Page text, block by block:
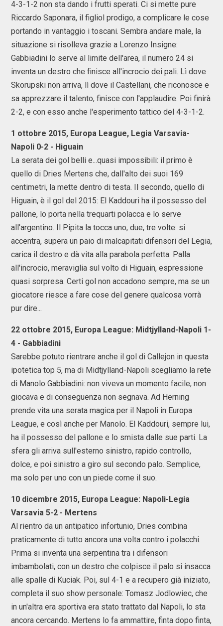
4-3-1-2 non sta dando i frutti sperati. Ci si mette pure
Riccardo Saponara, il figliol prodigo, a complicare le cose
portando in vantaggio i toscani. Sembra andare male, la
situazione si risolleva grazie a Lorenzo Insigne:
Gabbiadini lo serve al limite dell'area, il numero 24 si
inventa un destro che finisce all'incrocio dei pali. Lì dove
Skorupski non arriva, lì dove il Castellani, che riconosce e
sa apprezzare il talento, finisce con l'applaudire. Poi finirà
2-2, e con esso anche l'esperimento tattico del 4-3-1-2.
1 ottobre 2015, Europa League, Legia Varsavia-
Napoli 0-2 - Higuain
La serata dei gol belli e...quasi impossibili: il primo è
quello di Dries Mertens che, dall'alto dei suoi 169
centimetri, la mette dentro di testa. Il secondo, quello di
Higuain, è il gol del 2015: El Kaddouri ha il possesso del
pallone, lo porta nella trequarti polacca e lo serve
all'argentino. Il Pipita la tocca uno, due, tre volte: si
accentra, supera un paio di malcapitati difensori del Legia,
carica il destro e dà vita alla parabola perfetta. Palla
all'incrocio, meraviglia sul volto di Higuain, espressione
quasi sorpresa. Certi gol non accadono sempre, ma se un
giocatore riesce a fare cose del genere qualcosa vorrà
pur dire...
22 ottobre 2015, Europa League: Midtjylland-Napoli 1-
4 - Gabbiadini
Sarebbe potuto rientrare anche il gol di Callejon in questa
ipotetica top 5, ma di Midtjylland-Napoli scegliamo la rete
di Manolo Gabbiadini: non viveva un momento facile, non
giocava e di conseguenza non segnava. Ad Herning
prende vita una serata magica per il Napoli in Europa
League, e così anche per Manolo. El Kaddouri, sempre lui,
ha il possesso del pallone e lo smista dalle sue parti. La
sfera gli arriva sull'esterno sinistro, rapido controllo,
dolce, e poi sinistro a giro sul secondo palo. Semplice,
ma solo per uno con un piede come il suo.
10 dicembre 2015, Europa League: Napoli-Legia
Varsavia 5-2 - Mertens
Al rientro da un antipatico infortunio, Dries combina
praticamente di tutto ancora una volta contro i polacchi.
Prima si inventa una serpentina tra i difensori
imbambolati, con un destro che colpisce il palo si insacca
alle spalle di Kuciak. Poi, sul 4-1 e a recupero già iniziato,
completa il suo show personale: Tomasz Jodlowiec, che
in un'altra era sportiva era stato trattato dal Napoli, lo sta
ancora cercando. Mertens lo fa ammattire, finta dopo finta,